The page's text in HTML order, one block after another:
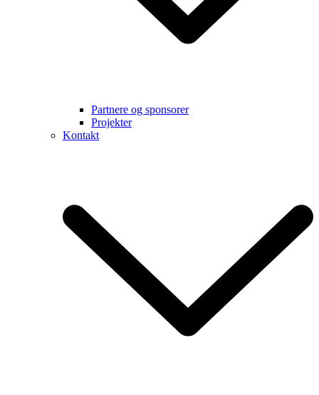
Partnere og sponsorer
Projekter
Kontakt